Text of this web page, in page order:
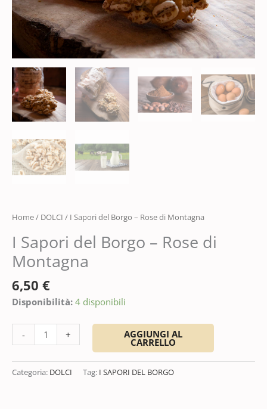
Home/ DOLCI / I Sapori del Borgo – Rose di Montagna
I Sapori del Borgo – Rose di
Montagna
6,50 €
Disponibilità: 4 disponibili
- + AGGIUNGI AL
CARRELLO
Categoria: DOLCI Tag: I SAPORI DEL BORGO